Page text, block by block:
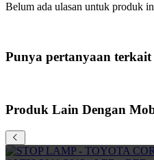
Belum ada ulasan untuk produk
Punya pertanyaan
Produk Lain Dengan